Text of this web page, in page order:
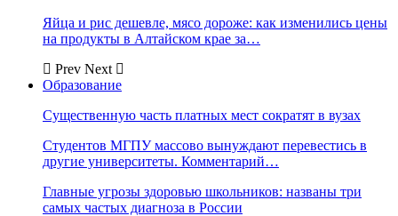
Яйца и рис дешевле, мясо дороже: как изменились цены
на продукты в Алтайском крае за…
Prev Next
Образование
Существенную часть платных мест сократят в вузах
Студентов МГПУ массово вынуждают перевестись в
другие университеты. Комментарий…
Главные угрозы здоровью школьников: названы три
самых частых диагноза в России